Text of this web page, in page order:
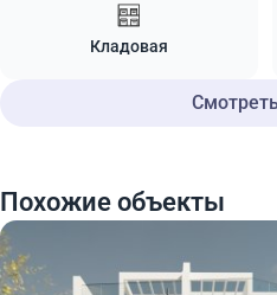
Кладовая
Похожие объекты